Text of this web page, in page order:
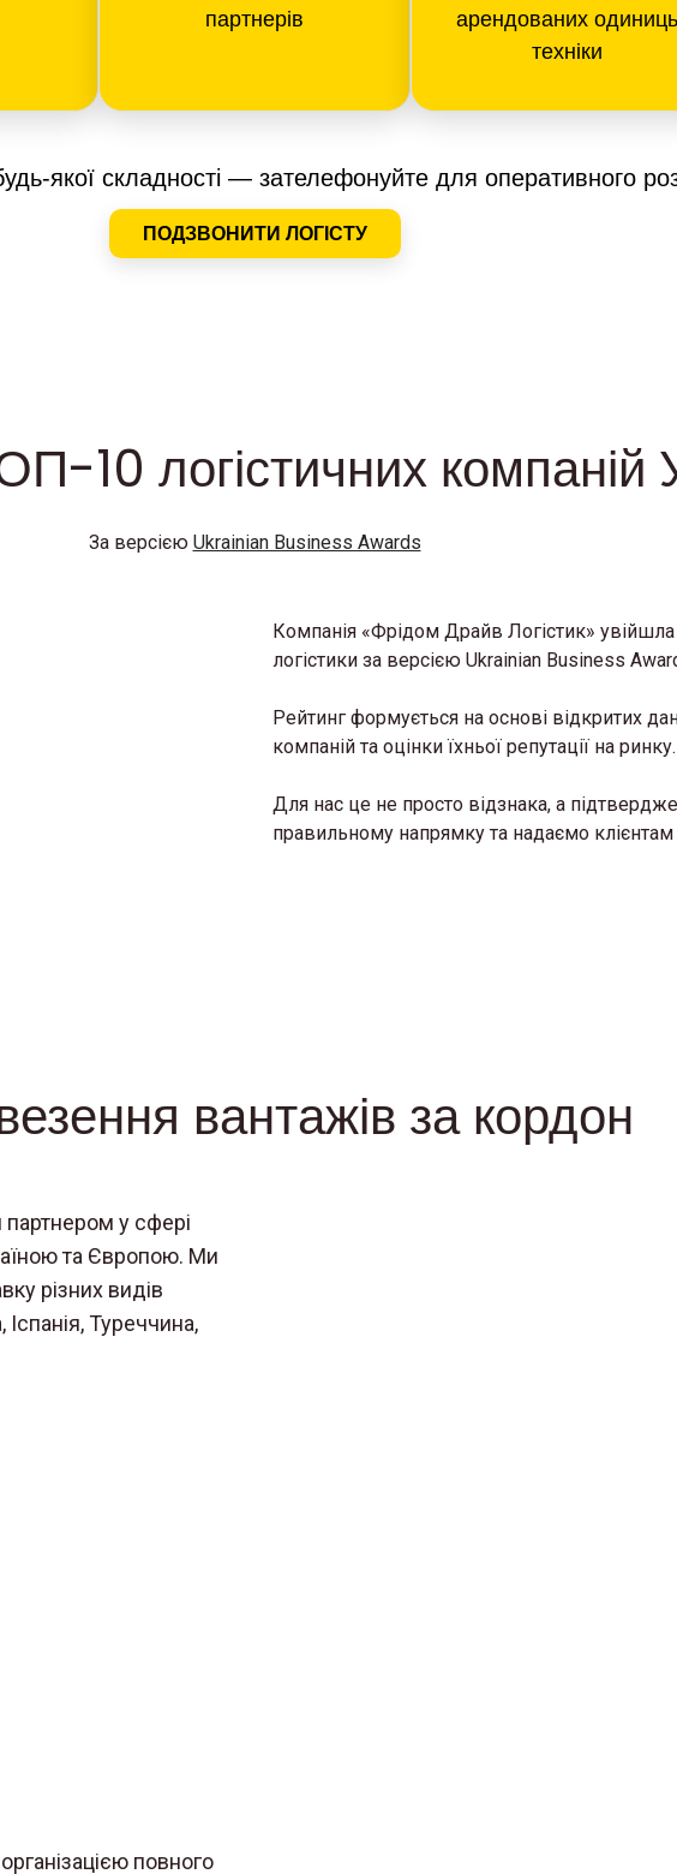
партнерів
арендованих одиниць
техніки
якої складності — зателефонуйте для оперативного
ПОДЗВОНИТИ ЛОГІСТУ
10 логістичних компаній
За версією Ukrainian Business Awards
Компанія «Фрідом Драйв Логістик»
логістики за версією Ukrainian Business
Рейтинг формується на основі відкритих
компаній та оцінки їхньої репутації на ринку.
Для нас це не просто відзнака, а
правильному напрямку та надаємо клієнтам
вантажів за кордон
у сфері
та Європою. Ми
різних видів
Туреччина,
повного